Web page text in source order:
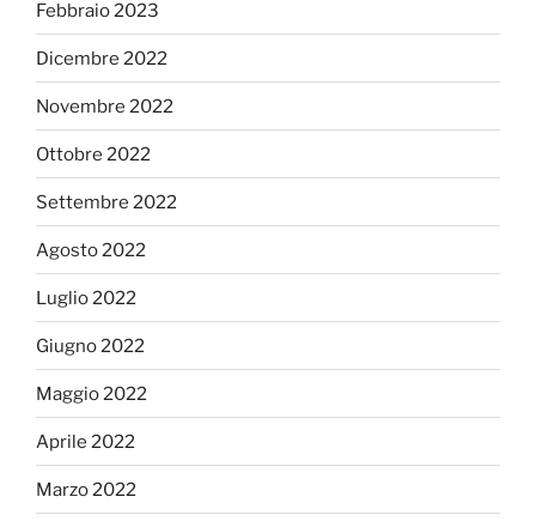
Febbraio 2023
Dicembre 2022
Novembre 2022
Ottobre 2022
Settembre 2022
Agosto 2022
Luglio 2022
Giugno 2022
Maggio 2022
Aprile 2022
Marzo 2022